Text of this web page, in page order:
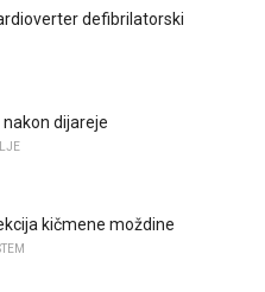
defibrilatorski
dijareje
kičmene moždine